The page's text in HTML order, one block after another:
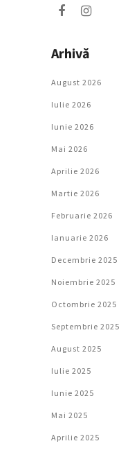
Arhivă
August 2026
Iulie 2026
Iunie 2026
Mai 2026
Aprilie 2026
Martie 2026
Februarie 2026
Ianuarie 2026
Decembrie 2025
Noiembrie 2025
Octombrie 2025
Septembrie 2025
August 2025
Iulie 2025
Iunie 2025
Mai 2025
Aprilie 2025